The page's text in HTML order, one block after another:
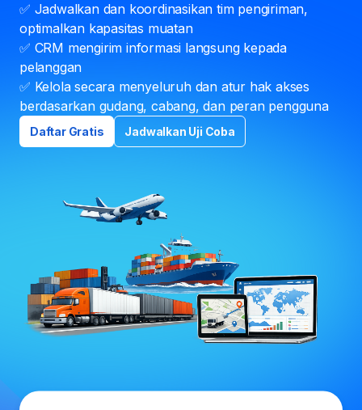
✅ Jadwalkan dan koordinasikan tim pengiriman,
optimalkan kapasitas muatan
✅ CRM mengirim informasi langsung kepada
pelanggan
✅ Kelola secara menyeluruh dan atur hak akses
berdasarkan gudang, cabang, dan peran pengguna
Daftar Gratis Jadwalkan Uji Coba